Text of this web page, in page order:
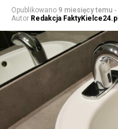
Opublikowano 9 miesięcy temu -
Autor Redakcja FaktyKielce24.pl